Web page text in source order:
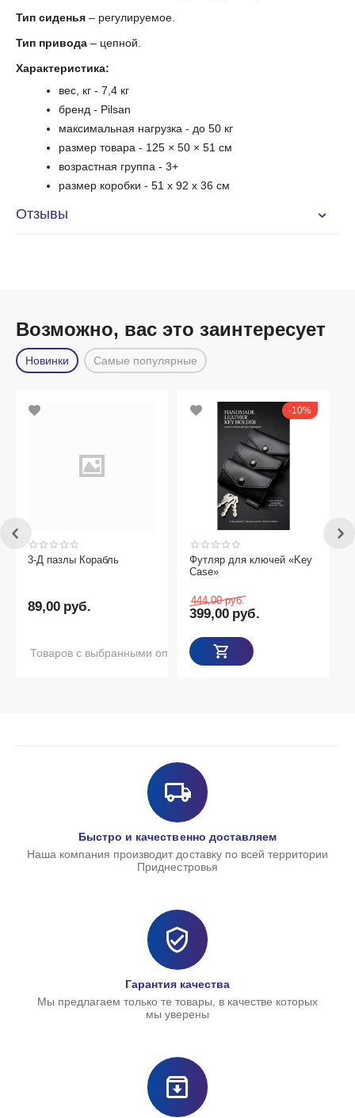
Тип сиденья – регулируемое.
Тип привода – цепной.
Характеристика:
вес, кг - 7,4 кг
бренд - Pilsan
максимальная нагрузка - до 50 кг
размер товара - 125 × 50 × 51 см
возрастная группа - 3+
размер коробки - 51 x 92 x 36 см
Отзывы
Возможно, вас это заинтересует
Новинки Самые популярные
3-Д пазлы Корабль
89,00 руб.
Товаров с выбранными опциями нет в наличии
10%
Футляр для ключей «Key
Case»
444,00 руб.
399,00 руб.
Быстро и качественно доставляем
Наша компания производит доставку по всей территории
Приднестровья
Гарантия качества
Мы предлагаем только те товары, в качестве которых
мы уверены